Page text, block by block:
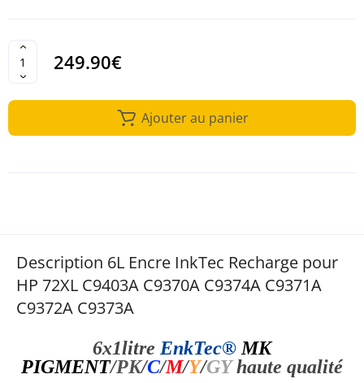
249.90€
Ajouter au panier
Description 6L Encre InkTec Recharge pour
HP 72XL C9403A C9370A C9374A C9371A
C9372A C9373A
6x1litre EnkTec® MK
PIGMENT/PK/C/M/Y/GY haute qualité